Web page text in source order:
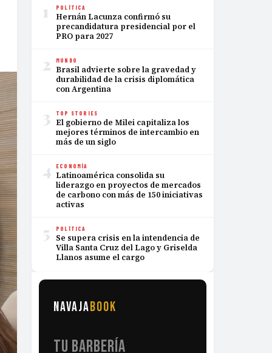
1 POLÍTICA
Hernán Lacunza confirmó su
precandidatura presidencial por el
PRO para 2027
2 MUNDO
Brasil advierte sobre la gravedad y
durabilidad de la crisis diplomática
con Argentina
3 TOP STORIES
El gobierno de Milei capitaliza los
mejores términos de intercambio en
más de un siglo
4 ECONOMÍA
Latinoamérica consolida su
liderazgo en proyectos de mercados
de carbono con más de 150 iniciativas
activas
5 POLÍTICA
Se supera crisis en la intendencia de
Villa Santa Cruz del Lago y Griselda
Llanos asume el cargo
NAVAJABOOK
TU BARBERÍA